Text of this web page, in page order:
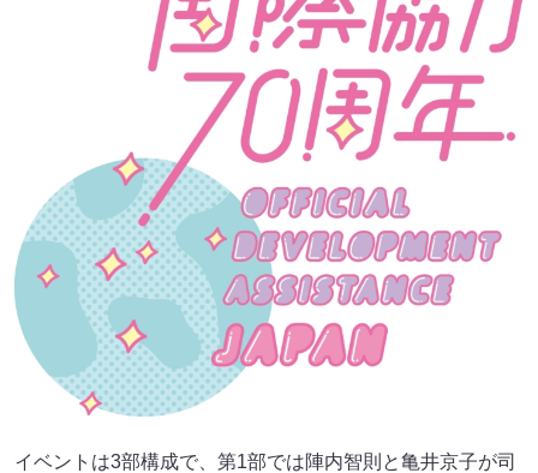
イベントは3部構成で、第1部では陣内智則と亀井京子が司